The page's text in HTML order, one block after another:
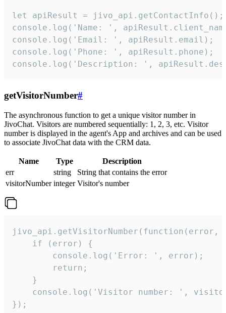
let apiResult = jivo_api.getContactInfo();
console.log('Name: ',
console.log('Email: ', apiResult.email);
console.log('Phone: ', apiResult.phone);
console.log('Description: ',
getVisitorNumber#
The asynchronous function to get a unique visitor number in
JivoChat. Visitors are numbered sequentially: 1, 2, 3, etc. Visitor
number is displayed in the agent's App and archives and can be used
to associate JivoChat data with the CRM data.
Name Type
Description
err
string
String that contains the error
visitorNumber integer Visitor's number
jivo_api.getVisitorNumber(function(error,
    if (error) {
        console.log('Error: ', error);
        return;
    }
console.log('Visitor number: ',
});